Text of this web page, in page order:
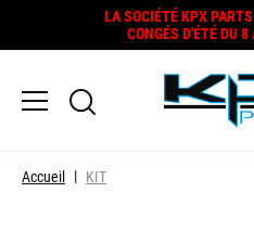
LA SOCIÉTÉ KPX
CONGÉS D'ÉTÉ DU
Accueil KIT